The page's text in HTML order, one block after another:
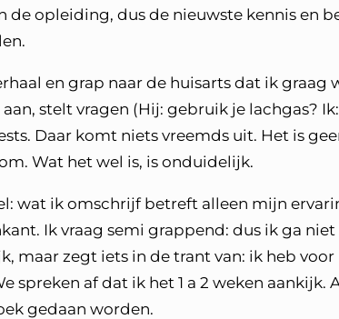
de opleiding, dus de nieuwste kennis en
en grap naar de huisarts dat ik
stelt vragen (Hij: gebruik je lachgas?
Daar komt niets vreemds uit. Het is
Wat het wel is, is onduidelijk.
wat ik omschrijf betreft alleen mijn
Ik vraag semi grappend: dus ik ga
maar zegt iets in de trant van: ik heb
spreken af dat ik het 1 a 2 weken aankijk.
gedaan worden.